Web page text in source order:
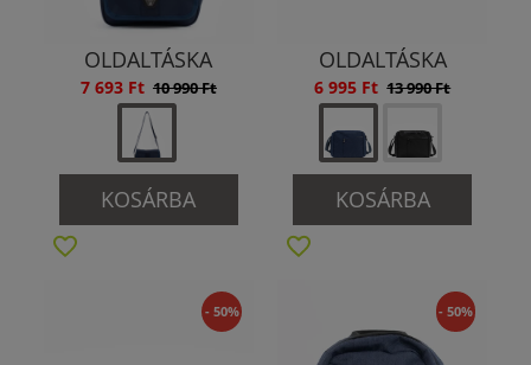
OLDALTÁSKA
7 693 Ft 10 990 Ft
KOSÁRBA
OLDALTÁSKA
6 995 Ft 13 990 Ft
KOSÁRBA
- 50% - 50%